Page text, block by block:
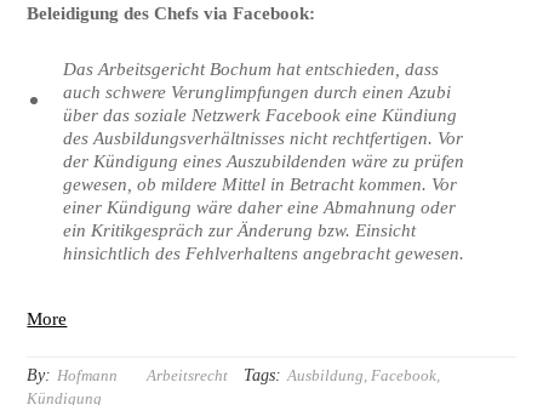
Beleidigung des Chefs via Facebook:
Das Arbeitsgericht Bochum hat entschieden, dass
auch schwere Verunglimpfungen durch einen Azubi
über das soziale Netzwerk Facebook eine Kündiung
des Ausbildungsverhältnisses nicht rechtfertigen. Vor
der Kündigung eines Auszubildenden wäre zu prüfen
gewesen, ob mildere Mittel in Betracht kommen. Vor
einer Kündigung wäre daher eine Abmahnung oder
ein Kritikgespräch zur Änderung bzw. Einsicht
hinsichtlich des Fehlverhaltens angebracht gewesen.
More
By: Hofmann Arbeitsrecht Tags: Ausbildung Facebook
Kündigung